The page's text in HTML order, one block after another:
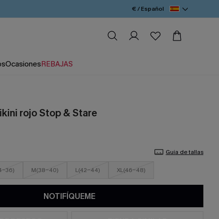
€ / Español
OcasionesREBAJAS
rojo Stop & Stare
Guía de tallas
36) M(38-40) L(42-44) XL(46-48)
NOTIFÍQUEME